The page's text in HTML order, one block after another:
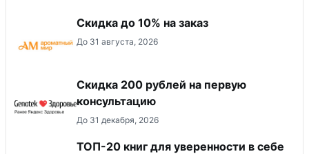
Скидка до 10% на заказ
До 31 августа, 2026
Скидка 200 рублей на первую
консультацию
До 31 декабря, 2026
ТОП-20 книг для уверенности в себе